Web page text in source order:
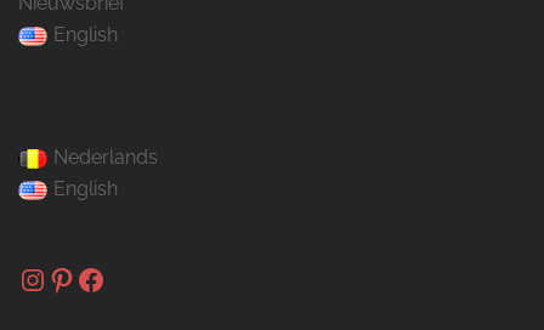
English
Nederlands
English
Instagram
Pinterest
Facebook